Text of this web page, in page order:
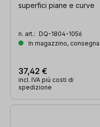
superfici piane e curve
n. art.: DQ-1804-1056
In magazzino,
37,42 €
incl. IVA più costi di
spedizione